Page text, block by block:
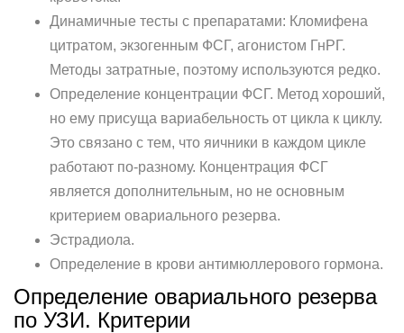
Динамичные тесты с препаратами: Кломифена
цитратом, экзогенным ФСГ, агонистом ГнРГ.
Методы затратные, поэтому используются редко.
Определение концентрации ФСГ. Метод хороший,
но ему присуща вариабельность от цикла к циклу.
Это связано с тем, что яичники в каждом цикле
работают по-разному. Концентрация ФСГ
является дополнительным, но не основным
критерием овариального резерва.
Эстрадиола.
Определение в крови антимюллерового гормона.
Определение овариального резерва
по УЗИ. Критерии